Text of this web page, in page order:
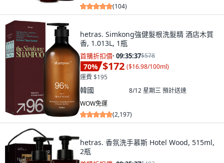
(104)
hetras. Simkong強健髮根洗髮精 酒店木質
香, 1.013L, 1瓶
首購折扣價· 09:35:36$578
70% $172 ($16.98/100ml)
運費 $195
韓國 8/12 星期三預計送達
WOW免運
(2,197)
hetras. 香氛洗手慕斯 Hotel Wood, 515ml,
2瓶